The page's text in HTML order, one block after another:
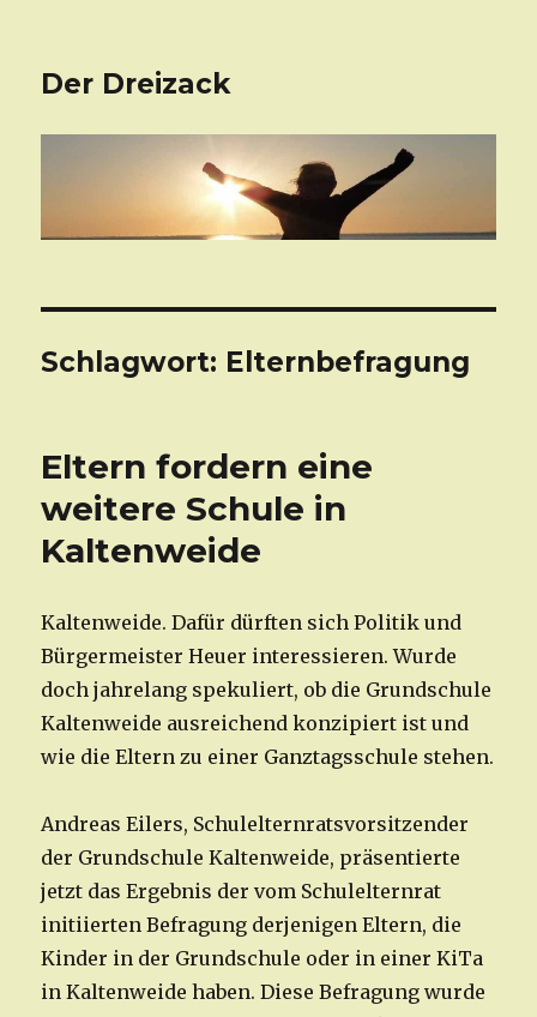
Der Dreizack
Schlagwort: Elternbefragung
Eltern fordern eine
weitere Schule in
Kaltenweide
Kaltenweide. Dafür dürften sich Politik und
Bürgermeister Heuer interessieren. Wurde
doch jahrelang spekuliert, ob die Grundschule
Kaltenweide ausreichend konzipiert ist und
wie die Eltern zu einer Ganztagsschule stehen.
Andreas Eilers, Schulelternratsvorsitzender
der Grundschule Kaltenweide, präsentierte
jetzt das Ergebnis der vom Schulelternrat
initiierten Befragung derjenigen Eltern, die
Kinder in der Grundschule oder in einer KiTa
in Kaltenweide haben. Diese Befragung wurde